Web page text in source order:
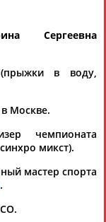
поиск
АБАЛАКИНА
Сергеевна
в воду,
Москве.
чемпионата
микст).
мастер спорта
.